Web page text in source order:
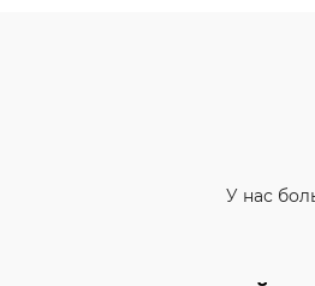
У нас